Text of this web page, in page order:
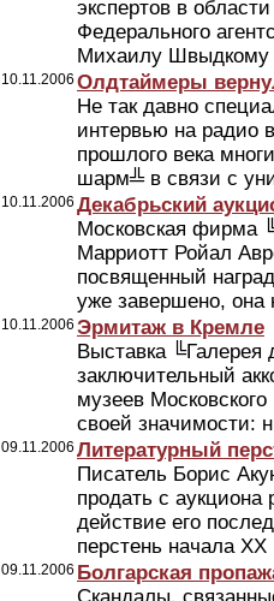
экспертов в
Федерального
Михаилу Швыдкому
10.11.2006 Олдтаймеры
Не так давно
интервью на радио
прошлого века
шарм╩ в связи с
10.11.2006 Декабрьский
Московская фирма
Марриотт Ройал
посвященный
уже завершено, она
10.11.2006 Эрмитаж в Кремле
Выставка ╚Галерея
заключительный
музеев
своей значимости:
09.11.2006 Литературный
Писатель Борис
продать с аукциона
действие его
перстень начала
09.11.2006 Болгарская